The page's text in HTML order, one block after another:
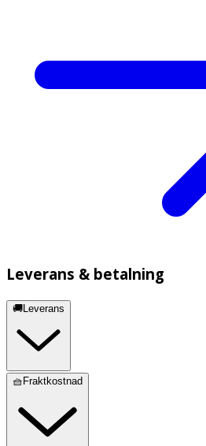
Leverans & betalning
🚚Leverans
🧺Fraktkostnad